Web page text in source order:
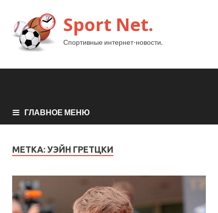
Sport Net.
Спортивные интернет-новости.
ГЛАВНОЕ МЕНЮ
МЕТКА: УЭЙН ГРЕТЦКИ